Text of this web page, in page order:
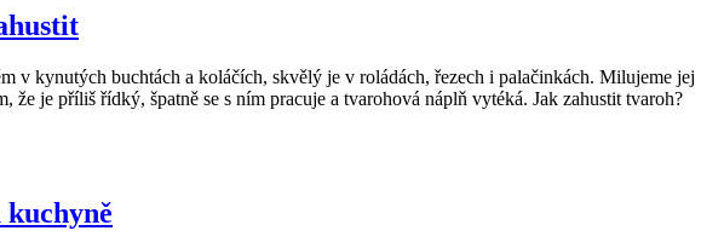
v kynutých buchtách a koláčích, skvělý je v roládách, řezech i palačinkách. Milujeme jej
je příliš řídký, špatně se s ním pracuje a tvarohová náplň vytéká. Jak zahustit tvaroh?
kuchyně